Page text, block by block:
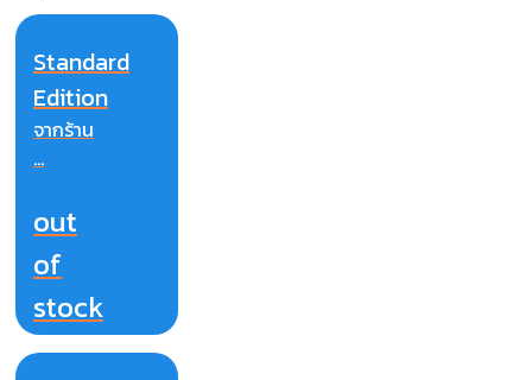
Standard
Edition
จากร้าน
...
out
of
stock